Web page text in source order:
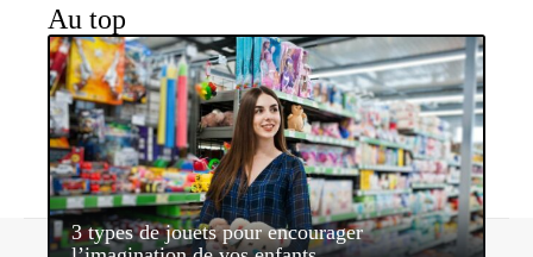
Au top
3 types de jouets pour encourager
Contact Mentions légales Sitemap